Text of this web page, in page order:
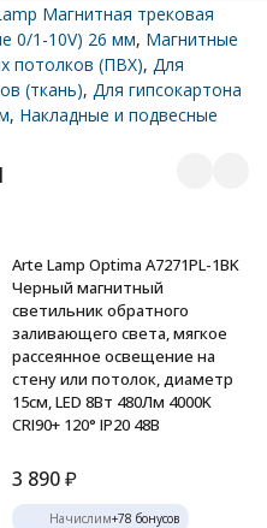
Магнитная трековая
0/1-10V) 26 мм, Магнитные
потолков (ПВХ), Для
(ткань), Для гипсокартона
, Накладные и подвесные
Arte Lamp Optima A7271PL-1BK
Черный магнитный
светильник обратного
заливающего света, мягкое
рассеянное освещение на
стену или потолок, диаметр
15см, LED 8Вт 480Лм 4000K
CRI90+ 120° IP20 48В
3 890 ₽
Начислим+78 бонусов